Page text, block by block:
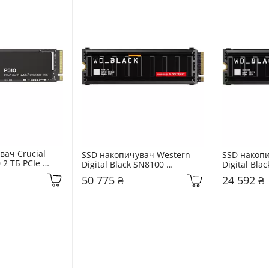
Crucial
2 ТБ PCIe
SSD накопичувач Western
Digital Black SN8100
w/heatsink M.2 2280 2 ТБ PCI
Express 5.0 x4
50 775 ₴
SSD
Digital
PCIe NVMe
24 592 ₴